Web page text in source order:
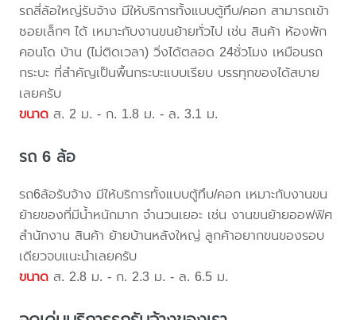
รถสี่ล้อใหญ่รับจ้าง มีให้บริการทั้งแบบตู้ทึบ/คอก สามารถเข้า
ซอยเล็กๆ ได้ เหมาะกับงานขนย้ายทั่วไป เช่น สินค้า ห้องพัก
คอนโด บ้าน (ไม่ติดเวลา) วิ่งได้ตลอด 24ชั่วโมง เหมือนรถ
กระบะ ที่สำคัญเป็นพื้นกระบะแบบเรียบ บรรทุกของได้สบาย
เลยครับ
ขนาด ส. 2 ม. - ก. 1.8 ม. - ล. 3.1 ม.
รถ 6 ล้อ
รถ6ล้อรับจ้าง มีให้บริการทั้งแบบตู้ทึบ/คอก เหมาะกับงานขน
ย้ายของที่มีน้ำหนักมาก จำนวนเยอะ เช่น งานขนย้ายออฟฟิศ
สำนักงาน สินค้า ย้ายบ้านหลังใหญ่ ลูกค้าอยากขนของรอบ
เดียวจบแนะนำเลยครับ
ขนาด ส. 2.8 ม. - ก. 2.3 ม. - ล. 6.5 ม.